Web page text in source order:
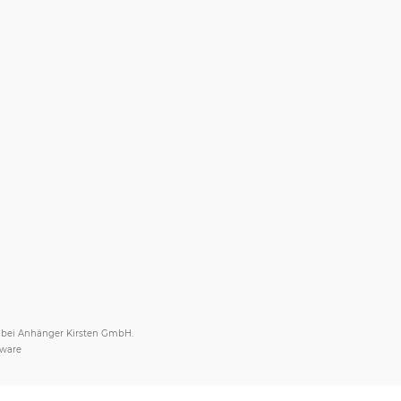
Anhänger Kirsten GmbH.